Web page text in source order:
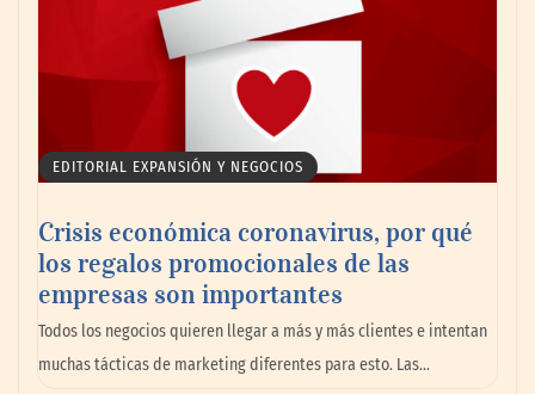
La omnicanalidad redefine la forma de
planear viajes en México
EDITORIAL EXPANSIÓN Y NEGOCIOS
Crisis económica coronavirus, por qué
los regalos promocionales de las
empresas son importantes
Todos los negocios quieren llegar a más y más clientes e intentan
muchas tácticas de marketing diferentes para esto. Las…